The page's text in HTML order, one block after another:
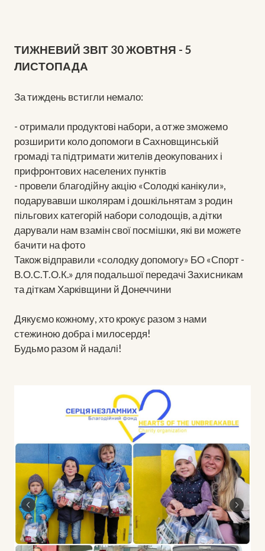
ТИЖНЕВИЙ ЗВІТ 30 ЖОВТНЯ - 5
ЛИСТОПАДА
За тиждень встигли немало:
- отримали продуктові набори, а отже зможемо
розширити коло допомоги в Сахновщинській
громаді та підтримати жителів деокупованих і
прифронтових населених пунктів
- провели благодійну акцію «Солодкі канікули»,
подарувавши школярам і дошкільнятам з родин
пільгових категорій набори солодощів, а дітки
дарували нам взамін свої посмішки, які ви можете
бачити на фото
Також відправили «солодку допомогу» БО «Спорт -
В.О.С.Т.О.К.» для подальшої передачі Захисникам
та діткам Харківщини й Донеччини
Дякуємо кожному, хто крокує разом з нами
стежиною добра і милосердя!
Будьмо разом й надалі!